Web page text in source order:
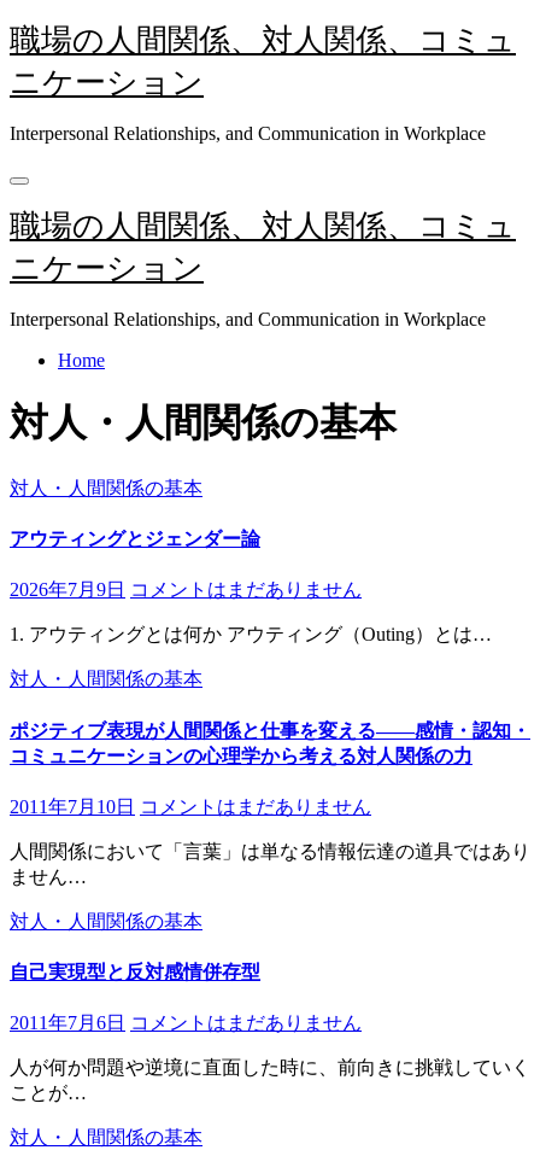
内
容
を
キ
プ
職場の人間関係、対人関係、コミュ
ニケーション
Interpersonal Relationships, and Communication in Workplace
職場の人間関係、対人関係、コミュ
ニケーション
Interpersonal Relationships, and Communication in Workplace
Home
対人・人間関係の基本
対人・人間関係の基本
アウティングとジェンダー論
2026年7月9日 コメントはまだありません
1. アウティングとは何か アウティング（Outing）とは…
対人・人間関係の基本
ポジティブ表現が人間関係と仕事を変える――感情・認知・
コミュニケーションの心理学から考える対人関係の力
2011年7月10日 コメントはまだありません
人間関係において「言葉」は単なる情報伝達の道具ではあり
ません…
対人・人間関係の基本
自己実現型と反対感情併存型
2011年7月6日 コメントはまだありません
人が何か問題や逆境に直面した時に、前向きに挑戦していく
ことが…
対人・人間関係の基本